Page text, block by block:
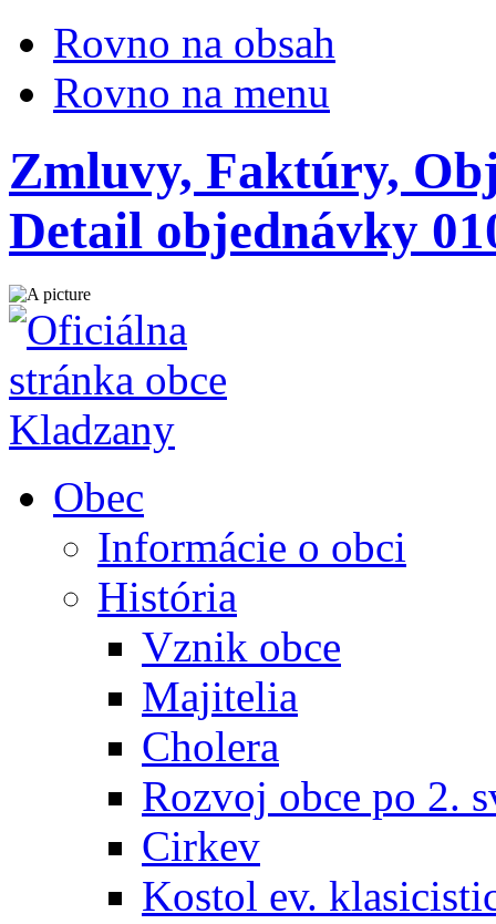
Rovno na obsah
Rovno na menu
Zmluvy, Faktúry,
Detail objednávky
Obec
Informácie o obci
História
Vznik obce
Majitelia
Cholera
Rozvoj obce po 2.
Cirkev
Kostol ev.